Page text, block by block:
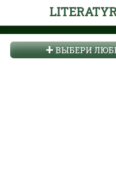
ВЫБЕРИ